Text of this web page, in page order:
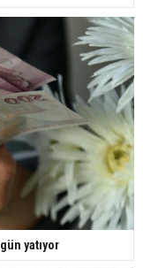
yatıyor